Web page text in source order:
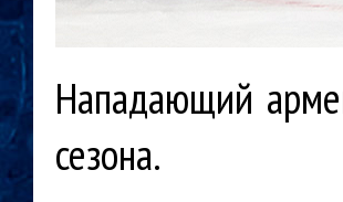
Нападающий
сезона.